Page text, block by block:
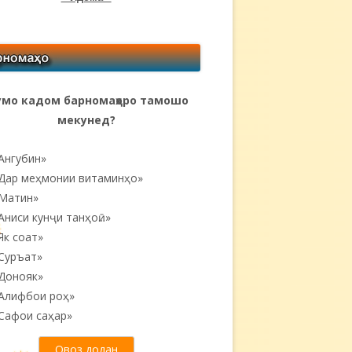
кадом барномаҳоро тамошо
мекунед?
меҳмонии витаминҳо»
кунҷи танҳоӣ...»
соат»
роҳ»
саҳар»